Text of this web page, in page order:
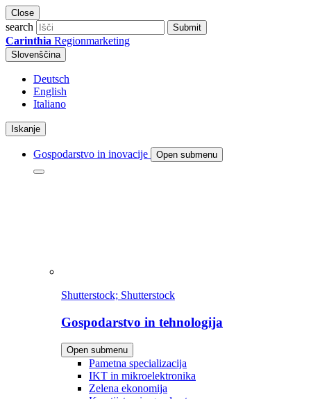
Close
search Submit
Carinthia Regionmarketing
Slovenščina
Deutsch
English
Italiano
Iskanje
Gospodarstvo in inovacije Open submenu
Shutterstock; Shutterstock
Gospodarstvo in tehnologija
Open submenu
Pametna specializacija
IKT in mikroelektronika
Zelena ekonomija